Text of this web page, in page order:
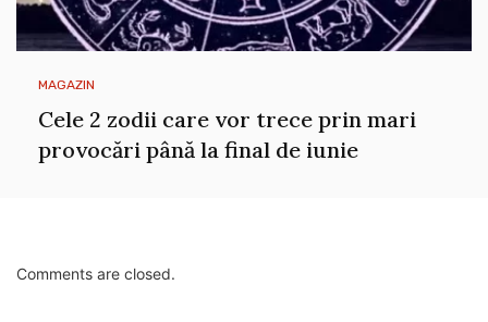
MAGAZIN
Cele 2 zodii care vor trece prin mari
provocări până la final de iunie
Comments are closed.